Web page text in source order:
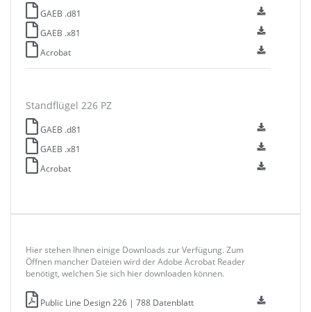
GAEB .d81
GAEB .x81
Acrobat
Standflügel 226 PZ
GAEB .d81
GAEB .x81
Acrobat
Hier stehen Ihnen einige Downloads zur Verfügung. Zum
Öffnen mancher Dateien wird der Adobe Acrobat Reader
benötigt, welchen Sie sich hier downloaden können.
Public Line Design 226 | 788 Datenblatt